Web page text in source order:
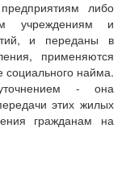
либо
учреждениям и
и переданы в
применяются
найма.
- она
этих жилых
гражданам на